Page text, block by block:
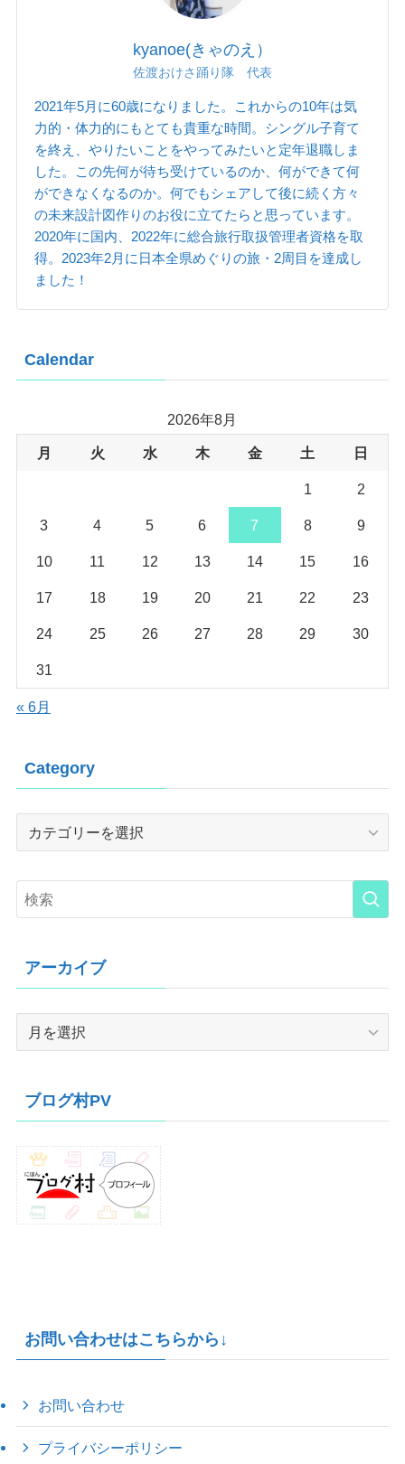
kyanoe(きゃのえ）
佐渡おけさ踊り隊 代表
2021年5月に60歳になりました。これからの10年は気
力的・体力的にもとても貴重な時間。シングル子育て
を終え、やりたいことをやってみたいと定年退職しま
した。この先何が待ち受けているのか、何ができて何
ができなくなるのか。何でもシェアして後に続く方々
の未来設計図作りのお役に立てたらと思っています。
2020年に国内、2022年に総合旅行取扱管理者資格を取
得。2023年2月に日本全県めぐりの旅・2周目を達成し
ました！
Calendar
2026年8月
月 火 水 木 金 土 日
1 2
3 4 5 6 7 8 9
10 11 12 13 14 15 16
17 18 19 20 21 22 23
24 25 26 27 28 29 30
31
« 6月
Category
Category
アーカイブ
ブ
ブログ村PV
お問い合わせはこちらから↓
お問い合わせ
プライバシーポリシー